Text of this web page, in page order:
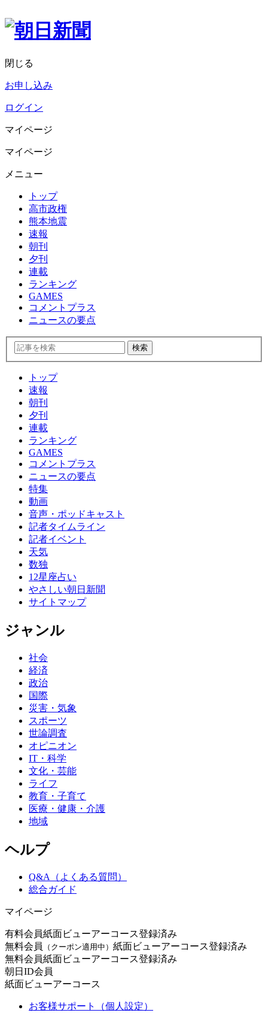
閉じる
お申し込み
ログイン
マイページ
マイページ
メニュー
トップ
高市政権
熊本地震
速報
朝刊
夕刊
連載
ランキング
GAMES
コメントプラス
ニュースの要点
トップ
速報
朝刊
夕刊
連載
ランキング
GAMES
コメントプラス
ニュースの要点
特集
動画
音声・ポッドキャスト
記者タイムライン
記者イベント
天気
数独
12星座占い
やさしい朝日新聞
サイトマップ
ジャンル
社会
経済
政治
国際
災害・気象
スポーツ
世論調査
オピニオン
IT・科学
文化・芸能
ライフ
教育・子育て
医療・健康・介護
地域
ヘルプ
Q&A（よくある質問）
総合ガイド
マイページ
有料会員紙面ビューアーコース登録済み
無料会員
（クーポン適用中） 紙面ビューアーコース登録済み
無料会員紙面ビューアーコース登録済み
朝日ID会員
紙面ビューアーコース
お客様サポート（個人設定）